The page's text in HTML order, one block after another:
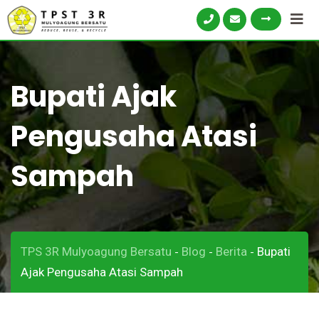
Skip
to
content
Bupati Ajak
Pengusaha Atasi
Sampah
TPS 3R Mulyoagung Bersatu - Blog - Berita - Bupati
Ajak Pengusaha Atasi Sampah